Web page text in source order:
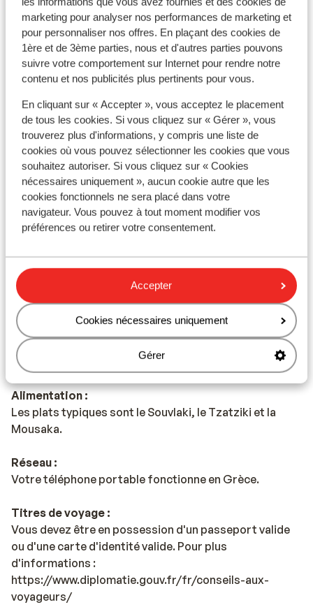
marketing pour analyser nos performances de marketing et
pour personnaliser nos offres. En plaçant des cookies de
1ère et de 3ème parties, nous et d'autres parties pouvons
suivre votre comportement sur Internet pour rendre notre
contenu et nos publicités plus pertinents pour vous.
En cliquant sur « Accepter », vous acceptez le placement
de tous les cookies. Si vous cliquez sur « Gérer », vous
trouverez plus d'informations, y compris une liste de
cookies où vous pouvez sélectionner les cookies que vous
souhaitez autoriser. Si vous cliquez sur « Cookies
nécessaires uniquement », aucun cookie autre que les
cookies fonctionnels ne sera placé dans votre
navigateur. Vous pouvez à tout moment modifier vos
préférences ou retirer votre consentement.
Accepter
Cookies nécessaires uniquement
Gérer
Capitale :
La capitale est Athènes.
Horaire :
Langue :
La langue officielle est le grec. L’anglais et l’allemand
sont aussi souvent compris.
Monnaie :
L'unité monétaire officielle est l'euro.
En Grèce, il est habituel de donner un pourboire de 10%
Voltage :
Le voltage est le même qu’en France, 220 volts.
Eau :
Il est déconseillé de boire l'eau de robinet.
Alimentation :
Les plats typiques sont le Souvlaki, le Tzatziki et la
Mousaka.
Réseau :
Votre téléphone portable fonctionne en Grèce.
Titres de voyage :
Vous devez être en possession d'un passeport valide
ou d'une carte d'identité valide. Pour plus
d'informations :
https://www.diplomatie.gouv.fr/fr/conseils-aux-
voyageurs/